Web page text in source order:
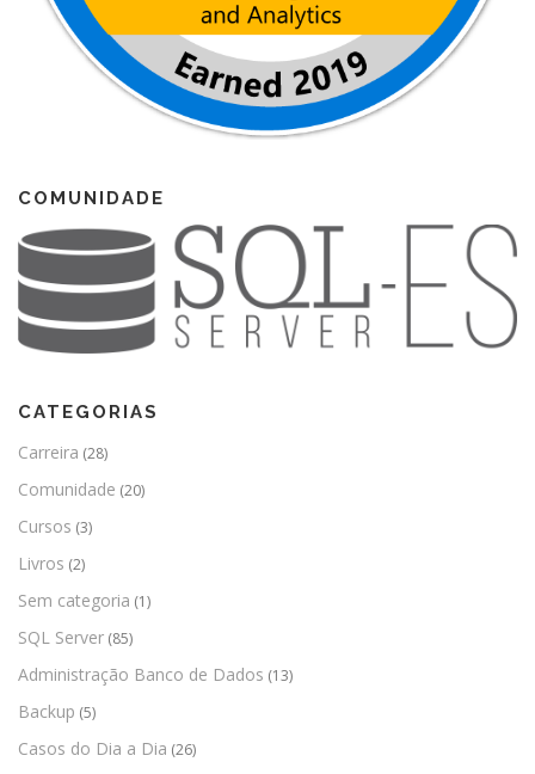
COMUNIDADE
CATEGORIAS
Carreira (28)
Comunidade (20)
Cursos (3)
Livros (2)
Sem categoria (1)
SQL Server (85)
Administração Banco de Dados (13)
Backup (5)
Casos do Dia a Dia (26)